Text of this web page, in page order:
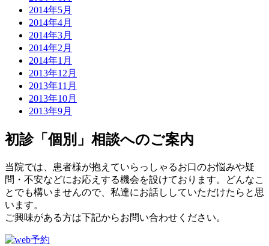
2014年5月
2014年4月
2014年3月
2014年2月
2014年1月
2013年12月
2013年11月
2013年10月
2013年9月
初診「個別」相談へのご案内
当院では、患者様が抱えていらっしゃるお口のお悩みや疑
問・不安などにお応えする機会を設けております。どんなこ
とでも構いませんので、私達にお話ししていただけたらと思
います。
ご興味がある方は下記からお問い合わせください。